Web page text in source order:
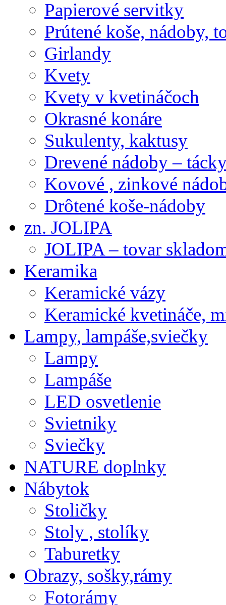
Papierové servitky
Prútené koše, nádoby,
Girlandy
Kvety
Kvety v kvetináčoch
Okrasné konáre
Sukulenty, kaktusy
Drevené nádoby –
Kovové , zinkové
Drôtené koše-nádoby
zn. JOLIPA
JOLIPA – tovar
Keramika
Keramické vázy
Keramické kvetináče,
Lampy, lampáše,sviečky
Lampy
Lampáše
LED osvetlenie
Svietniky
Sviečky
NATURE doplnky
Nábytok
Stoličky
Stoly , stolíky
Taburetky
Obrazy, sošky,rámy
Fotorámy